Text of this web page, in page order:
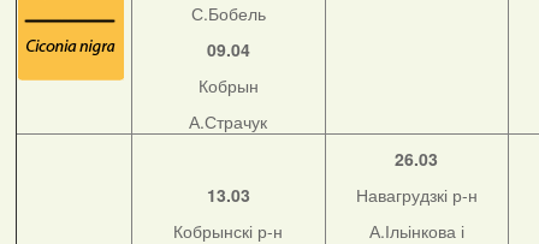
С.Бобель
09.04
Кобрын
А.Страчук
13.03
Кобрынскі р-н
26.03
Навагрудзкі р-н
А.Ільінкова і